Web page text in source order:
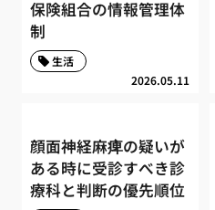
保険組合の情報管理体
制
2026.05.11
生活
顔面神経麻痺の疑いが
ある時に受診すべき診
療科と判断の優先順位